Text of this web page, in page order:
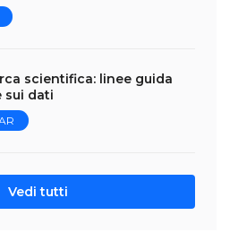
scientifica: linee guida
sui dati
Vedi tutti